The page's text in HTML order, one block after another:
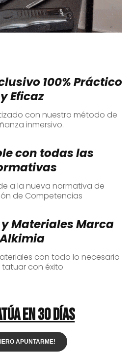
100% Práctico
y Eficaz
con nuestro método de
inmersivo.
con todas las
a la nueva normativa de
de Competencias
Materiales Marca
Alkimia
con todo lo necesario
con éxito
EN 30 DÍAS
APUNTARME!